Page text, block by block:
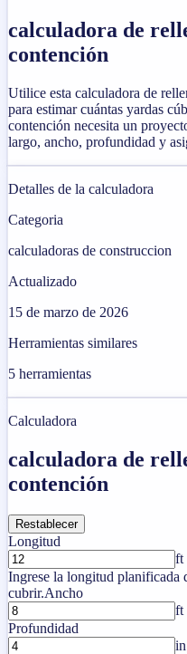
calculadora de
contención
Utilice esta calculadora de
para estimar cuántas yardas
contención necesita un
largo, ancho, profundidad y
Detalles de la calculadora
Categoria
calculadoras de construccion
Actualizado
15 de marzo de 2026
Herramientas similares
5 herramientas
Calculadora
calculadora de
contención
Restablecer
Longitud
ft
Ingrese la longitud planificada
cubrir.Ancho
ft
Profundidad
in